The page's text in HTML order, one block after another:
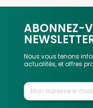
ABONNEZ-
Nous vous tenons
actualités, et offres